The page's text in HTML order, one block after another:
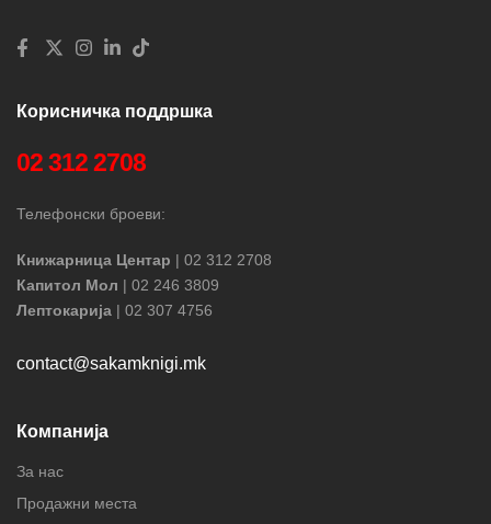
Корисничка поддршка
02 312 2708
Телефонски броеви:
Книжарница Центар | 02 312 2708
Капитол Мол | 02 246 3809
Лептокарија | 02 307 4756
contact@sakamknigi.mk
Компанија
За нас
Продажни места